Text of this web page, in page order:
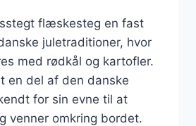
flæskesteg en fast
juletraditioner, hvor
med rødkål og kartofler.
en del af den danske
for sin evne til at
venner omkring bordet.